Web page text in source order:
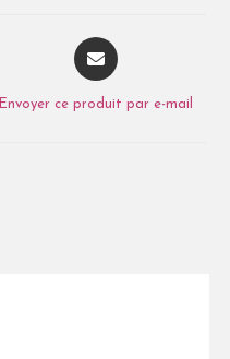
Envoyer ce produit par e-mail